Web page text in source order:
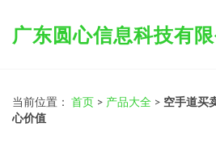
广东圆心信息科技有
当前位置： 首页 > 产品大全 > 空手道买
心价值